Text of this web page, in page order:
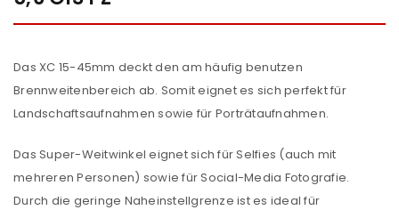
Das XC 15-45mm deckt den am häufig benutzen
Brennweitenbereich ab. Somit eignet es sich perfekt für
Landschaftsaufnahmen sowie für Porträtaufnahmen.
Das Super-Weitwinkel eignet sich für Selfies (auch mit
mehreren Personen) sowie für Social-Media Fotografie.
Durch die geringe Naheinstellgrenze ist es ideal für